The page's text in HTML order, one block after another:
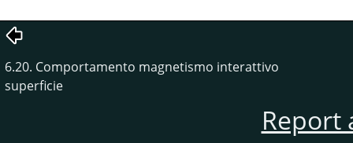
6.20. Comportamento magnetismo interattivo
superficie
Report